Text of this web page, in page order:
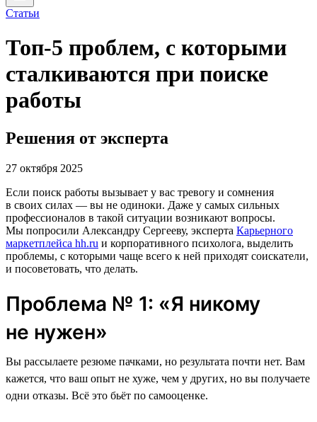
Статьи
Топ-5 проблем, с которыми
сталкиваются при поиске
работы
Решения от эксперта
27 октября 2025
Если поиск работы вызывает у вас тревогу и сомнения
в своих силах ― вы не одиноки. Даже у самых сильных
профессионалов в такой ситуации возникают вопросы.
Мы попросили Александру Сергееву, эксперта Карьерного
маркетплейса hh.ru и корпоративного психолога, выделить
проблемы, с которыми чаще всего к ней приходят соискатели,
и посоветовать, что делать.
Проблема № 1: «Я никому
не нужен»
Вы рассылаете резюме пачками, но результата почти нет. Вам
кажется, что ваш опыт не хуже, чем у других, но вы получаете
одни отказы. Всё это бьёт по самооценке.